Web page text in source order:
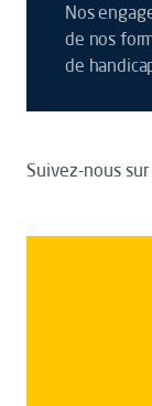
Nos
de nos
de
Suivez-nous sur